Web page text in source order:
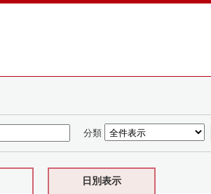
分類
日別表示